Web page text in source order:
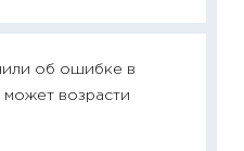
об ошибке в
может возрасти